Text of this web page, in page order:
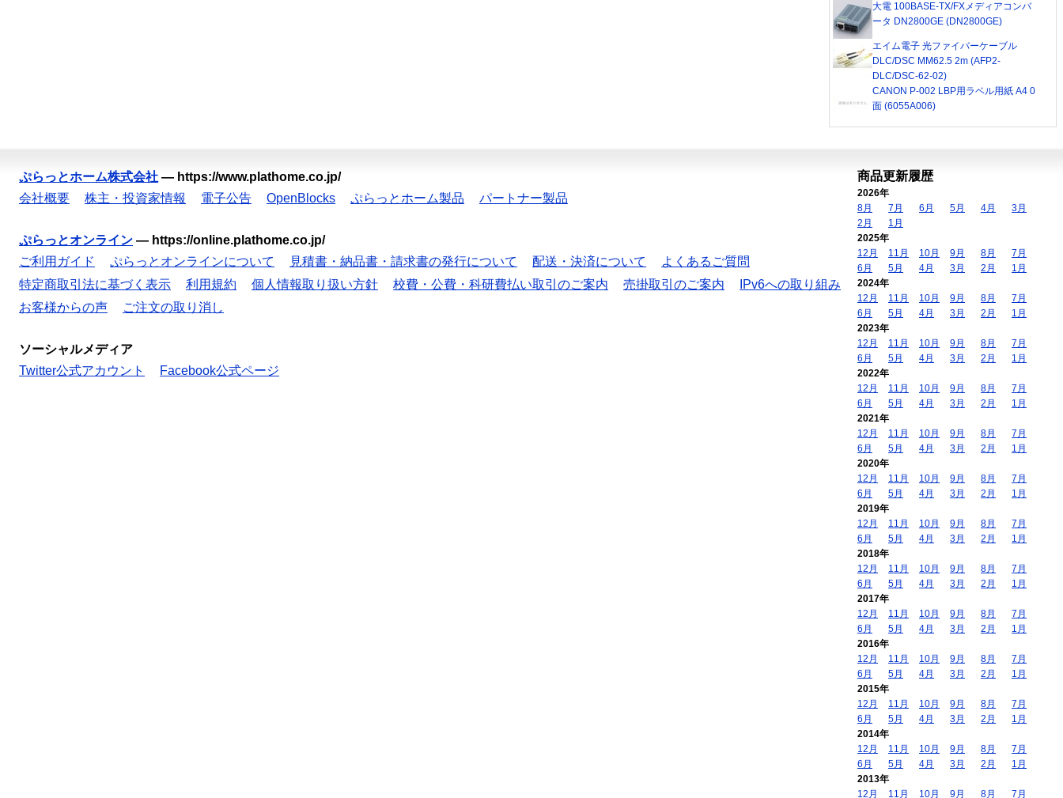
大電 100BASE-TX/FXメディアコンバ
ータ DN2800GE (DN2800GE)
エイム電子 光ファイバーケーブル
DLC/DSC MM62.5 2m (AFP2-
DLC/DSC-62-02)
CANON P-002 LBP用ラベル用紙 A4 0
面 (6055A006)
ぷらっとホーム株式会社 — https://www.plathome.co.jp/
会社概要
株主・投資家情報 電子公告 OpenBlocks ぷらっとホーム製品 パートナー製品
ぷらっとオンライン — https://online.plathome.co.jp/
ご利用ガイド
ぷらっとオンラインについて 見積書・納品書・請求書の発行について 配送・決済について
よくあるご質問
特定商取引法に基づく表示
利用規約 個人情報取り扱い方針 校費・公費・科研費払い取引のご案内 売掛取引のご案内
IPv6への取り組み
お客様からの声
ご注文の取り消し
ソーシャルメディア
Twitter公式アカウント
Facebook公式ページ
商品更新履歴
2026年
8月
7月 6月 5月 4月
3月
2月
1月
2025年
12月
11月 10月 9月 8月
7月
6月
5月 4月 3月 2月
1月
2024年
12月
11月 10月 9月 8月
7月
6月
5月 4月 3月 2月
1月
2023年
12月
11月 10月 9月 8月
7月
6月
5月 4月 3月 2月
1月
2022年
12月
11月 10月 9月 8月
7月
6月
5月 4月 3月 2月
1月
2021年
12月
11月 10月 9月 8月
7月
6月
5月 4月 3月 2月
1月
2020年
12月
11月 10月 9月 8月
7月
6月
5月 4月 3月 2月
1月
2019年
12月
11月 10月 9月 8月
7月
6月
5月 4月 3月 2月
1月
2018年
12月
11月 10月 9月 8月
7月
6月
5月 4月 3月 2月
1月
2017年
12月
11月 10月 9月 8月
7月
6月
5月 4月 3月 2月
1月
2016年
12月
11月 10月 9月 8月
7月
6月
5月 4月 3月 2月
1月
2015年
12月
11月 10月 9月 8月
7月
6月
5月 4月 3月 2月
1月
2014年
12月
11月 10月 9月 8月
7月
6月
5月 4月 3月 2月
1月
2013年
12月
11月 10月 9月 8月 7月